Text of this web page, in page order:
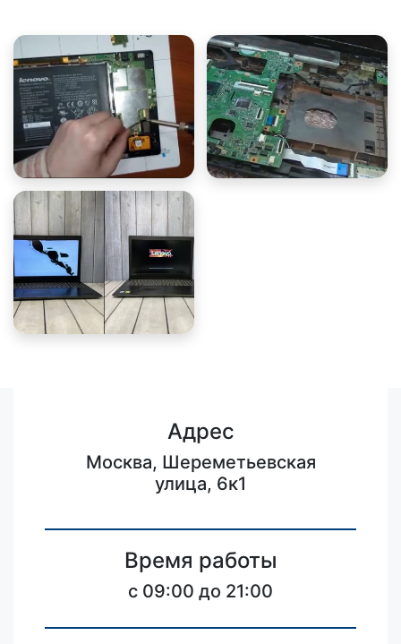
Адрес
Москва, Шереметьевская
улица, 6к1
Время работы
c 09:00 до 21:00